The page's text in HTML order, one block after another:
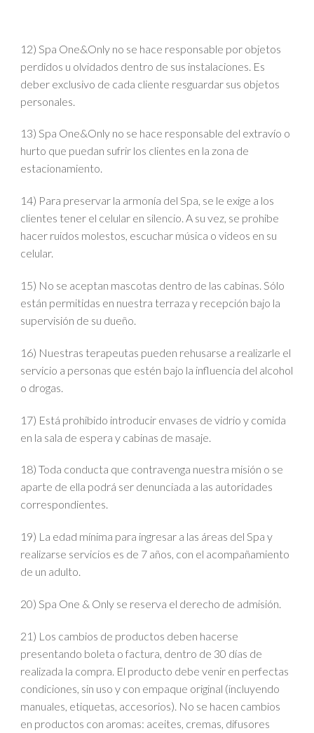
12) Spa One&Only no se hace responsable por objetos
perdidos u olvidados dentro de sus instalaciones. Es
deber exclusivo de cada cliente resguardar sus objetos
personales.
13) Spa One&Only no se hace responsable del extravío o
hurto que puedan sufrir los clientes en la zona de
estacionamiento.
14) Para preservar la armonía del Spa, se le exige a los
clientes tener el celular en silencio. A su vez, se prohibe
hacer ruidos molestos, escuchar música o videos en su
celular.
15) No se aceptan mascotas dentro de las cabinas. Sólo
están permitidas en nuestra terraza y recepción bajo la
supervisión de su dueño.
16) Nuestras terapeutas pueden rehusarse a realizarle el
servicio a personas que estén bajo la influencia del alcohol
o drogas.
17) Está prohibido introducir envases de vidrio y comida
en la sala de espera y cabinas de masaje.
18) Toda conducta que contravenga nuestra misión o se
aparte de ella podrá ser denunciada a las autoridades
correspondientes.
19) La edad mínima para ingresar a las áreas del Spa y
realizarse servicios es de 7 años, con el acompañamiento
de un adulto.
20) Spa One & Only se reserva el derecho de admisión.
21) Los cambios de productos deben hacerse
presentando boleta o factura, dentro de 30 días de
realizada la compra. El producto debe venir en perfectas
condiciones, sin uso y con empaque original (incluyendo
manuales, etiquetas, accesorios). No se hacen cambios
en productos con aromas: aceites, cremas, difusores